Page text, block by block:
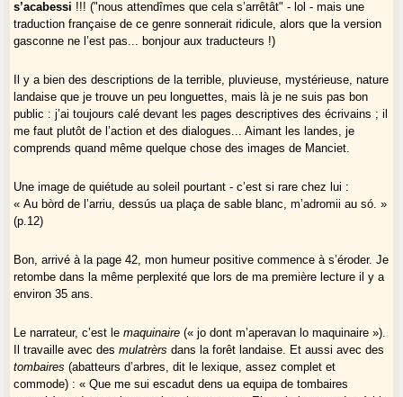
s’acabessi !!! ("nous attendîmes que cela s’arrêtât" - lol - mais une
traduction française de ce genre sonnerait ridicule, alors que la version
gasconne ne l’est pas... bonjour aux traducteurs !)
Il y a bien des descriptions de la terrible, pluvieuse, mystérieuse, nature
landaise que je trouve un peu longuettes, mais là je ne suis pas bon
public : j’ai toujours calé devant les pages descriptives des écrivains ; il
me faut plutôt de l’action et des dialogues... Aimant les landes, je
comprends quand même quelque chose des images de Manciet.
Une image de quiétude au soleil pourtant - c’est si rare chez lui :
« Au bòrd de l’arriu, dessús ua plaça de sable blanc, m’adromii au só. »
(p.12)
Bon, arrivé à la page 42, mon humeur positive commence à s’éroder. Je
retombe dans la même perplexité que lors de ma première lecture il y a
environ 35 ans.
Le narrateur, c’est lemaquinaire (« jo dont m’aperavan lo maquinaire »).
Il travaille avec desmulatrèrs dans la forêt landaise. Et aussi avec des
tombaires (abatteurs d’arbres, dit le lexique, assez complet et
commode) : « Que me sui escadut dens ua equipa de tombaires